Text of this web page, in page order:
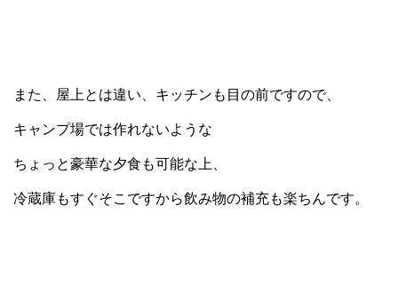
また、屋上とは違い、キッチンも目の前ですので、
キャンプ場では作れないような
ちょっと豪華な夕食も可能な上、
冷蔵庫もすぐそこですから飲み物の補充も楽ちんです。